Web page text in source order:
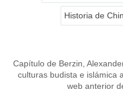
Historia de
Capítulo de Berzin,
culturas budista e islámica
web anterior